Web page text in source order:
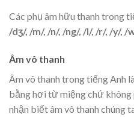
Các phụ âm hữu thanh trong
/dʒ/, /m/, /n/, /ng/, /l/, /r/, /y/, /
Âm vô thanh
Âm vô thanh trong tiếng Anh
bằng hơi từ miệng chứ không
nhận biết âm vô thanh chúng